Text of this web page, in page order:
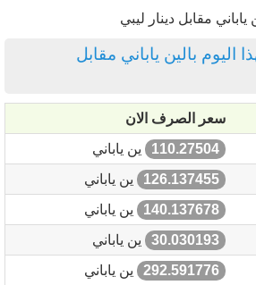
اليوم بالين ياباني مقابل
سعر الصرف الان
110.27504
ين ياباني
126.137455
ين ياباني
140.137678
ين ياباني
30.030193
ين ياباني
292.591776 ين ياباني